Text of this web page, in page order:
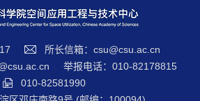
所长信箱：csu@csu.ac.cn
举报电话：010-82178815
010-82581990